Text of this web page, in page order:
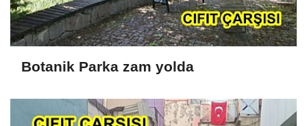
Botanik Parka zam yolda